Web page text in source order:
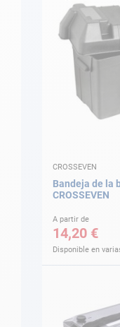
CROSSEVEN
Bandeja de la
CROSSEVEN
A partir de
14,20 €
Disponible en